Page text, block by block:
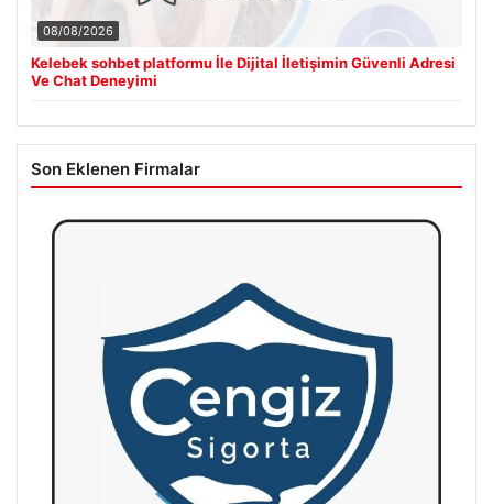
08/08/2026
Kelebek sohbet platformu İle Dijital İletişimin Güvenli Adresi
Ve Chat Deneyimi
Son Eklenen Firmalar